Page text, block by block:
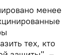
менее
тех, кто